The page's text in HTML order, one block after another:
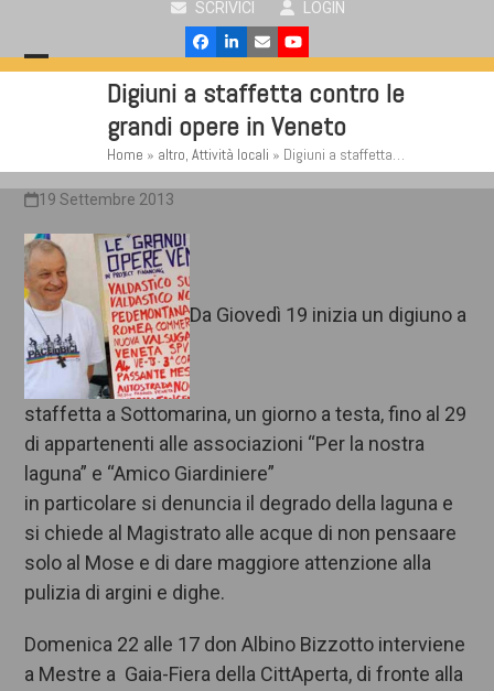
content
SCRIVICI LOGIN
Facebook
LinkedIn
EmailYouTube
Digiuni a staffetta contro le
grandi opere in Veneto
Home » altro,Attività locali » Digiuni a staffetta…
19 Settembre 2013
Da Giovedì 19 inizia un digiuno a
staffetta a Sottomarina, un giorno a testa, fino al 29
di appartenenti alle associazioni “Per la nostra
laguna” e “Amico Giardiniere”
in particolare si denuncia il degrado della laguna e
si chiede al Magistrato alle acque di non pensaare
solo al Mose e di dare maggiore attenzione alla
pulizia di argini e dighe.
Domenica 22 alle 17 don Albino Bizzotto interviene
a Mestre a Gaia-Fiera della CittAperta, di fronte alla